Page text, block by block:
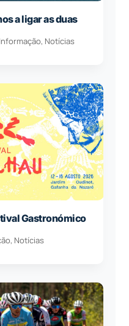
a ligar as duas
Informação, Notícias
Gastronómico
, Notícias